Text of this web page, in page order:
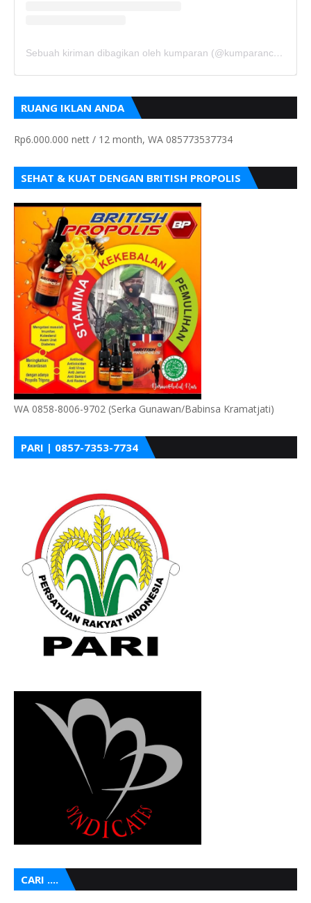
Sebuah kiriman dibagikan oleh kumparan (@kumparancom)
RUANG IKLAN ANDA
Rp6.000.000 nett / 12 month, WA 085773537734
SEHAT & KUAT DENGAN BRITISH PROPOLIS
WA 0858-8006-9702 (Serka Gunawan/Babinsa Kramatjati)
PARI | 0857-7353-7734
CARI ....